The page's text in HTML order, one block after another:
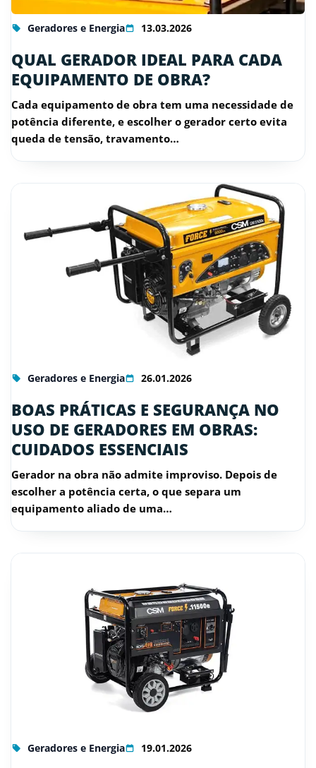
Geradores e Energia 13.03.2026
QUAL GERADOR IDEAL PARA CADA
EQUIPAMENTO DE OBRA?
Cada equipamento de obra tem uma necessidade de
potência diferente, e escolher o gerador certo evita
queda de tensão, travamento…
Geradores e Energia 26.01.2026
BOAS PRÁTICAS E SEGURANÇA NO
USO DE GERADORES EM OBRAS:
CUIDADOS ESSENCIAIS
Gerador na obra não admite improviso. Depois de
escolher a potência certa, o que separa um
equipamento aliado de uma…
Geradores e Energia 19.01.2026